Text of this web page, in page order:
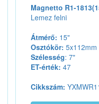
Magnetto R1-
Lemez felni
Átmérő: 15"
Osztókör: 5x112mm
Szélesség: 7"
ET-érték: 47
Cikkszám: